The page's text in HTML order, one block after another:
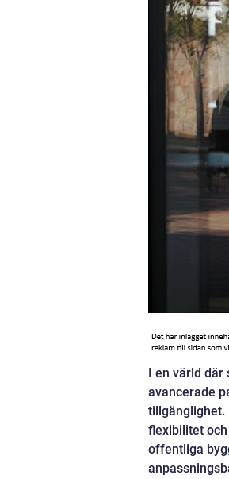
I en värld där
avancerade
tillgänglighet.
flexibilitet
offentliga